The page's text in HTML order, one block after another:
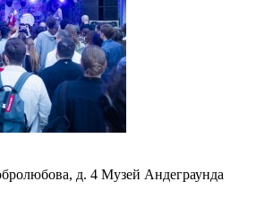
д. 4 Музей Андеграунда